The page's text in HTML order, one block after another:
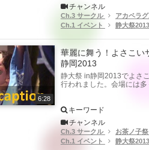
チャンネル
Ch.3 サークル
アカペラ
Ch.1 イベント
静大祭2013
6:28
華麗に舞う！よさこい
静岡2013
静大祭 in静岡2013でよさ
行われました。会場には
キーワード
チャンネル
Ch.3 サークル
お茶ノ子祭
Ch.1 イベント
静大祭2013